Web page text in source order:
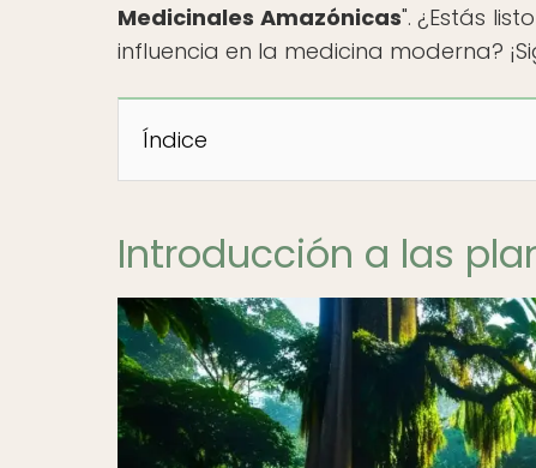
Medicinales Amazónicas". ¿Estás
influencia en la medicina moderna?
Índice
Introducción a las